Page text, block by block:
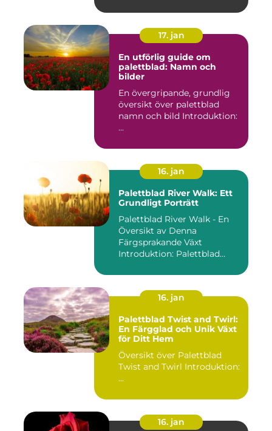
17. jan
En utförlig guide om
palettblad: Namn och
bilder
En övergripande, grundlig
översikt över palettblad
namn och bild Introduktion:
...
16. jan
Palettblad River Walk: Ett
Grundligt Porträtt
Palettblad River Walk - En
Översikt av Denna
Färgsprakande Växt
Introduktion: Palettblad
16. jan
Palettblad Twist and Twirl:
En Färgglad och Unik Växt
för Ditt Hem
Översikt över Palettblad
Twist and Twirl Introduktion:
...
16. jan